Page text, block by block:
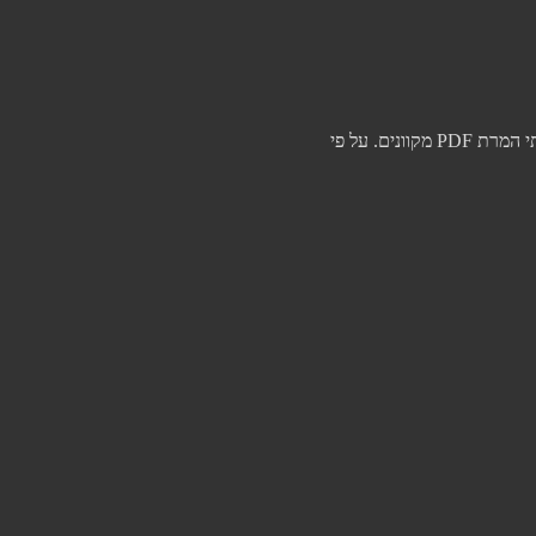
סכנות חמורות בשימוש בממירי PDF לא מאומתים לאחרונה פרסם ה-FBI אזהרה חמורה לציבור בנוגע לפעילות זדונית המתבצעת תחת מסווה של שירותי המרת PDF מקוונים. על פי